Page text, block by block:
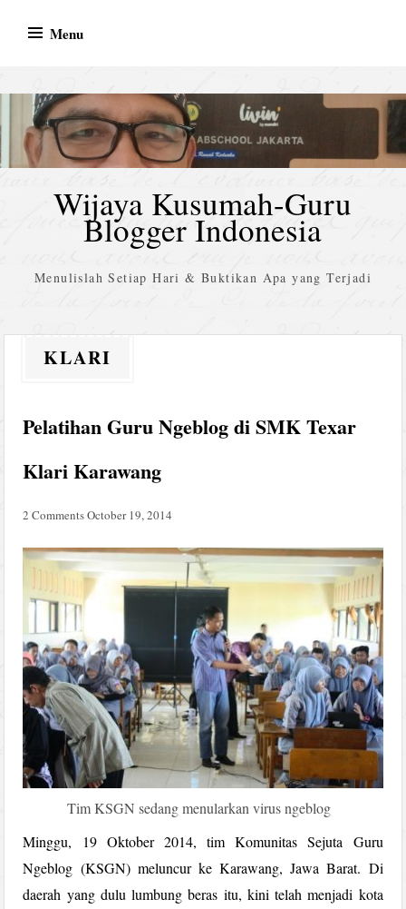
Menu
Wijaya Kusumah-Guru
Blogger Indonesia
Menulislah Setiap Hari & Buktikan Apa yang Terjadi
KLARI
Pelatihan Guru Ngeblog di SMK Texar
Klari Karawang
2 CommentsOctober 19, 2014
Tim KSGN sedang menularkan virus ngeblog
Minggu, 19 Oktober 2014, tim Komunitas Sejuta Guru
Ngeblog (KSGN) meluncur ke Karawang, Jawa Barat. Di
daerah yang dulu lumbung beras itu, kini telah menjadi kota